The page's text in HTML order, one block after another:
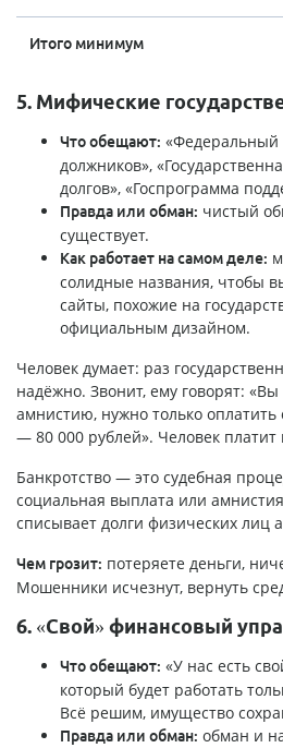
Итого минимум
5. Мифические
Что обещают: «Федеральный
должников»,
долгов», «Госпрограмма
Правда или обман: чистый
существует.
Как работает на самом деле:
солидные названия, чтобы
сайты, похожие на
официальным дизайном.
Человек думает: раз
надёжно. Звонит, ему говорят:
амнистию, нужно только
— 80 000 рублей». Человек платит
Банкротство — это судебная
социальная выплата или
списывает долги физических лиц
Чем грозит: потеряете деньги,
Мошенники исчезнут, вернуть
6. «Свой» финансовый
Что обещают: «У нас есть
который будет работать
Всё решим, имущество
Правда или обман: обман и